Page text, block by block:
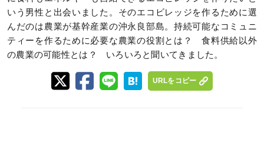
いう男性と出会いました。そのエコビレッジを作るために選
んだのは農業が基幹産業の沖永良部島。持続可能なコミュニ
ティーを作るために必要な農業の役割とは？ 食料供給以外
の農業の可能性とは？ いろいろと聞いてきました。
URLをコピー